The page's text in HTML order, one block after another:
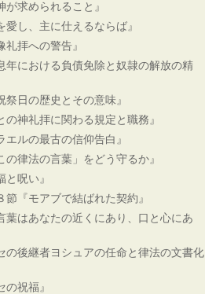
求められること』
し、主に仕えるならば』
拝への警告』
年における負債免除と奴隷の解放の精
日の歴史とその意味』
神礼拝に関わる規定と職務』
ルの最古の信仰告白』
律法の言葉」をどう守るか』
呪い』
『モアブで結ばれた契約』
葉はあなたの近くにあり、口と心にあ
後継者ヨシュアの任命と律法の文書化
祝福』